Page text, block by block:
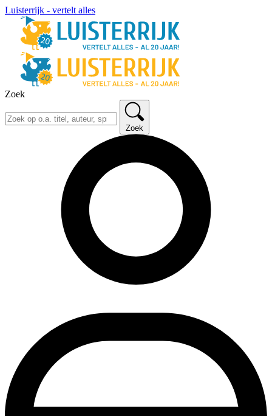
Luisterrijk - vertelt alles
Zoek
Zoek